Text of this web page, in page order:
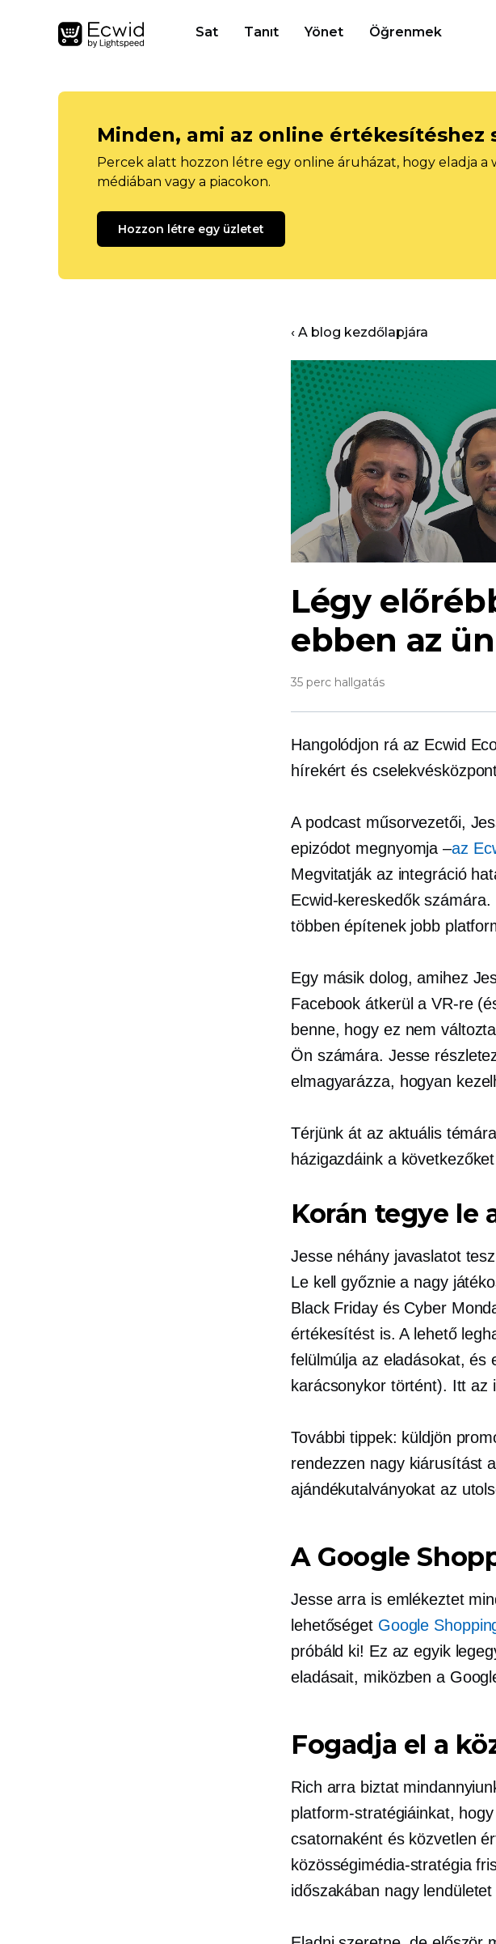
Sat Tanıt Yönet Öğrenmek
Minden, ami az online értékesítéshez
Percek alatt hozzon létre egy online áruházat, hogy eladja a
médiában vagy a piacokon.
Hozzon létre egy üzletet
‹ A blog kezdőlapjára
Légy
ebben az
35 perc hallgatás
Hangolódjon rá az Ecwid
hírekért és
A podcast műsorvezetői,
epizódot megnyomja –az
Megvitatják az integráció
Ecwid-kereskedők
többen építenek jobb
Egy másik dolog, amihez
Facebook átkerül a VR-re
benne, hogy ez nem
Ön számára. Jesse
elmagyarázza, hogyan
Térjünk át az aktuális
házigazdáink a
Korán tegye le
Jesse néhány javaslatot
Le kell győznie a nagy
Black Friday és Cyber
értékesítést is. A lehető
felülmúlja az eladásokat, és
karácsonykor történt). Itt az
További tippek: küldjön
rendezzen nagy kiárusítást
ajándékutalványokat az
A Google
Jesse arra is emlékeztet
lehetőséget Google
próbáld ki! Ez az egyik
eladásait, miközben a
Fogadja el a
Rich arra biztat
platform-stratégiáinkat,
csatornaként és közvetlen
közösségimédia-stratégia
időszakában nagy